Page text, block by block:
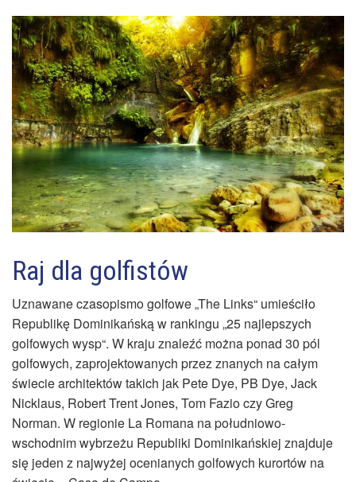
Raj dla golfistów
Uznawane czasopismo golfowe „The Links“ umieściło
Republikę Dominikańską w rankingu „25 najlepszych
golfowych wysp“. W kraju znaleźć można ponad 30 pól
golfowych, zaprojektowanych przez znanych na całym
świecie architektów takich jak Pete Dye, PB Dye, Jack
Nicklaus, Robert Trent Jones, Tom Fazio czy Greg
Norman. W regionie La Romana na południowo-
wschodnim wybrzeżu Republiki Dominikańskiej znajduje
się jeden z najwyżej ocenianych golfowych kurortów na